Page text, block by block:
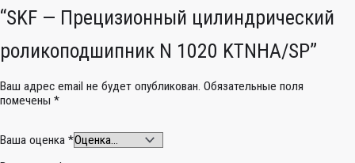
“SKF — Прецизионный цилиндрический
роликоподшипник N 1020 KTNHA/SP”
Ваш адрес email не будет опубликован. Обязательные поля
помечены *
Ваша оценка *